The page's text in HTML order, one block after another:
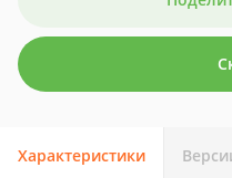
Характеристики